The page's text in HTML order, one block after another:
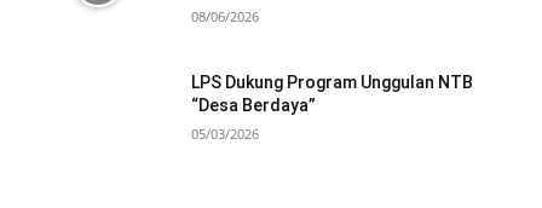
08/06/2026
LPS Dukung Program Unggulan NTB
“Desa Berdaya”
05/03/2026